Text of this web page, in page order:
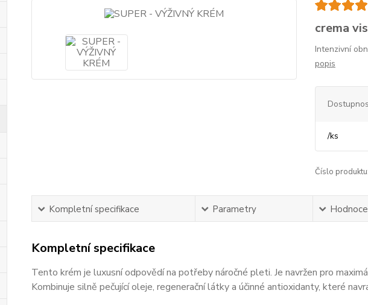
crema
Intenzivní
popis
/ks
Číslo produktu:
Kompletní specifikace Parametry
Kompletní specifikace
Tento krém je luxusní odpovědí na potřeby náročné pleti. Je navržen pro
Kombinuje silně pečující oleje, regenerační látky a účinné antioxidanty, které